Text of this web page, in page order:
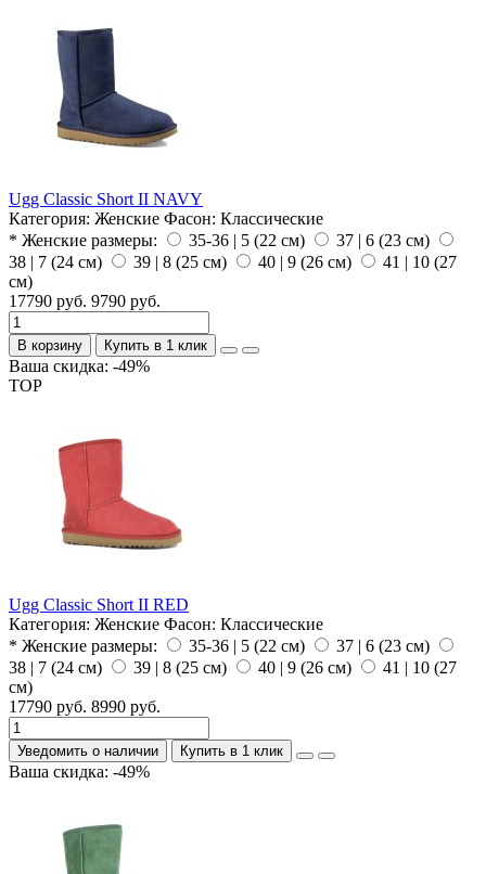
Ugg Classic Short II NAVY
Категория: Женские Фасон: Классические
* Женские размеры:
35-36 | 5 (22 см)
37 | 6 (23 см)
38 | 7 (24 см)
39 | 8 (25 см) 40 | 9 (26 см)
41 | 10 (27
см)
17790 руб. 9790 руб.
В корзину Купить в 1 клик
Ваша скидка: -49%
TOP
Ugg Classic Short II RED
Категория: Женские Фасон: Классические
* Женские размеры:
35-36 | 5 (22 см)
37 | 6 (23 см)
38 | 7 (24 см)
39 | 8 (25 см) 40 | 9 (26 см)
41 | 10 (27
см)
17790 руб. 8990 руб.
Уведомить о наличии Купить в 1 клик
Ваша скидка: -49%